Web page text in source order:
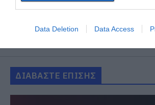
Data Deletion Data Access
ΔΙΑΒΑΣΤΕ ΕΠΙΣΗΣ